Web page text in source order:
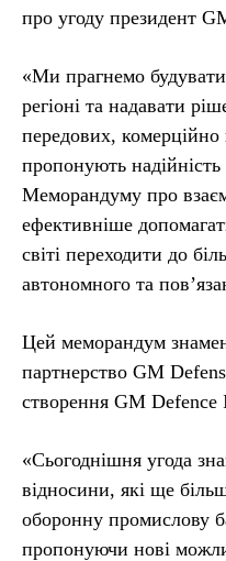
про угоду президент
«Ми прагнемо
регіоні та надавати
передових, комерційно
пропонують
Меморандуму про
ефективніше
світі переходити до
автономного та
Цей меморандум
партнерство GM
створення GM Defence
«Сьогоднішня угода
відносини, які ще
оборонну промислову
пропонуючи нові